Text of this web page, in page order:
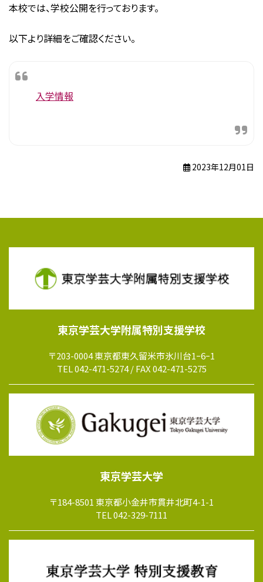
本校では、学校公開を行っております。
以下より詳細をご確認ください。
入学情報
2023年12月01日
東京学芸大学附属特別支援学校
〒203-0004 東京都東久留米市氷川台1ｰ6ｰ1
TEL 042-471-5274 / FAX 042-471-5275
東京学芸大学
〒184-8501 東京都小金井市貫井北町4-1-1
TEL 042-329-7111